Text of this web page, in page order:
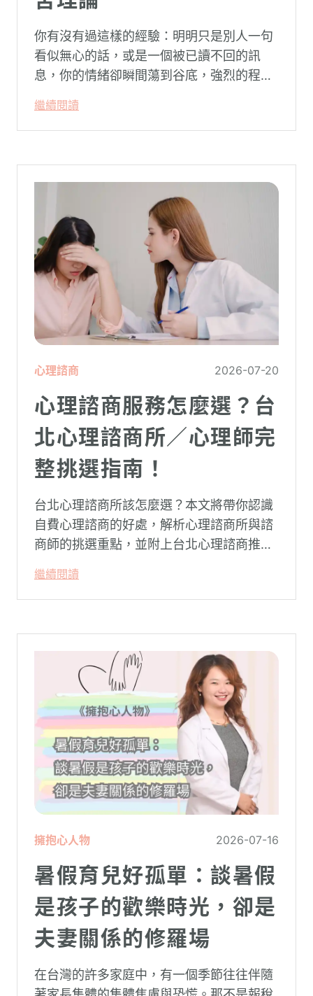
你有沒有過這樣的經驗：明明只是別人一句
看似無心的話，或是一個被已讀不回的訊
息，你的情緒卻瞬間蕩到谷底，強烈的程度
怪：「事情真的有這麼嚴重嗎？」
繼續閱讀
心理諮商 2026-07-20
心理諮商服務怎麼選？台
北心理諮商所／心理師完
整挑選指南！
台北心理諮商所該怎麼選？本文將帶你認識
自費心理諮商的好處，解析心理諮商所與諮
商師的挑選重點，並附上台北心理諮商推薦
理，陪你面對情緒困擾找回生活步調。
繼續閱讀
擁抱心人物 2026-07-16
暑假育兒好孤單：談暑假
是孩子的歡樂時光，卻是
夫妻關係的修羅場
在台灣的許多家庭中，有一個季節往往伴隨